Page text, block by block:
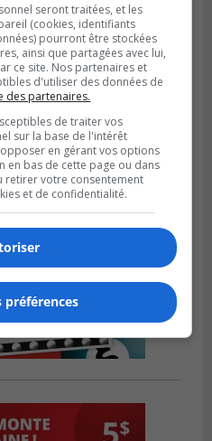
M$ pour moderniser
seront traitées, et les
(cookies, identifiants
pourront être stockées
ainsi que partagées avec lui,
ce site. Nos partenaires et
d'utiliser des données de
des partenaires.
de traiter vos
sur la base de l'intérêt
en gérant vos options
en bas de cette page ou dans
retirer votre consentement
et de confidentialité.
préférences